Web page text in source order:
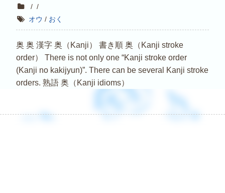
/ /
オウ / おく
奥 奥 漢字 奥（Kanji） 書き順 奥（Kanji stroke
order） There is not only one “Kanji stroke order
(Kanji no kakijyun)”. There can be several Kanji stroke
orders. 熟語 奥（Kanji idioms）